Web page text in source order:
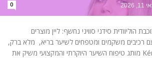
2026
0
הוליוודית סידני סוויני נחשף: ליין מוצרים
רכיבים משקמים ומטפחים לשיער בריא, מלא ברק,
תנועה ועוצמה. Kérastase מותג טיפוח השיער היוקרתי והמקצועי משיק את